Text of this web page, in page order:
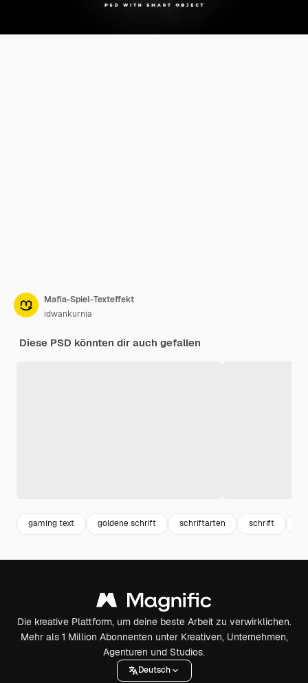
Mafia-Spiel-Texteffekt
idwankurnia
Diese PSD könnten dir auch gefallen
gaming text goldene schrift schriftarten schrift
Die kreative Plattform, um deine beste Arbeit zu verwirklichen.
Mehr als 1 Million Abonnenten unter Kreativen, Unternehmen,
Agenturen und Studios.
Deutsch